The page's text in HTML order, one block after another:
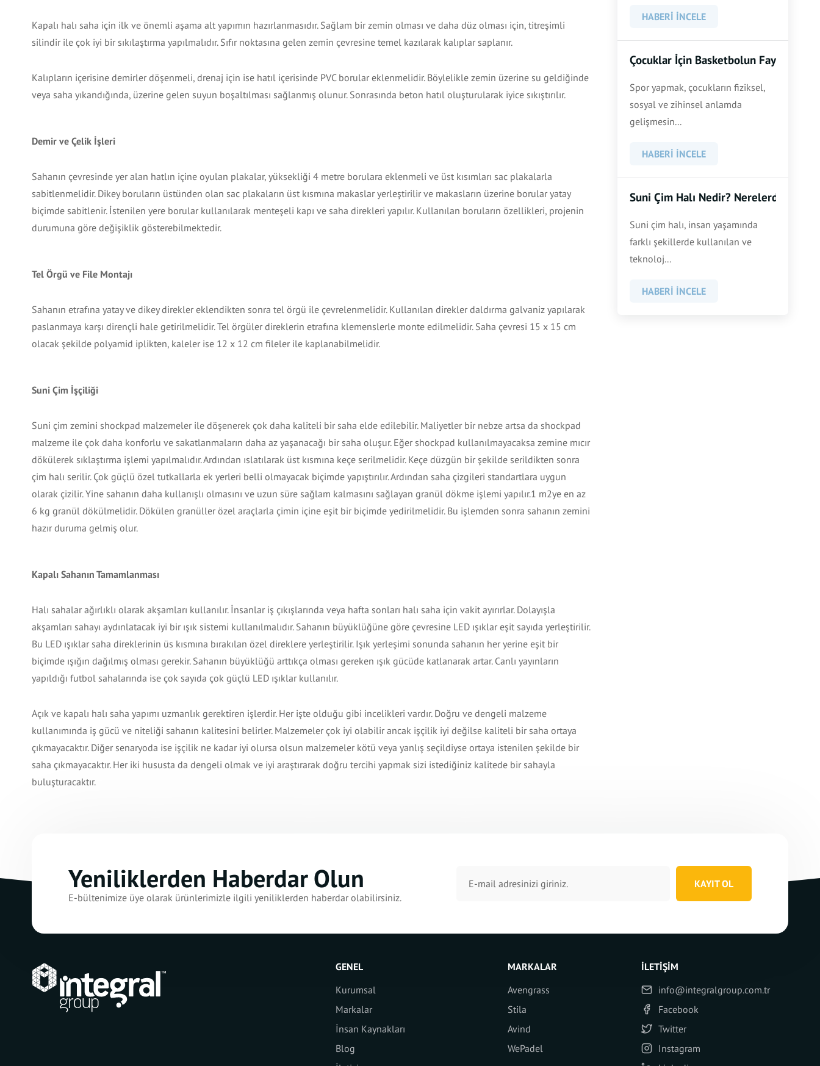
Kapalı halı saha için ilk ve önemli aşama alt yapımın hazırlanmasıdır. Sağlam bir zemin olması ve daha düz olması için, titreşimli
silindir ile çok iyi bir sıkılaştırma yapılmalıdır. Sıfır noktasına gelen zemin çevresine temel kazılarak kalıplar saplanır.
Kalıpların içerisine demirler döşenmeli, drenaj için ise hatıl içerisinde PVC borular eklenmelidir. Böylelikle zemin üzerine su geldiğinde
veya saha yıkandığında, üzerine gelen suyun boşaltılması sağlanmış olunur. Sonrasında beton hatıl oluşturularak iyice sıkıştırılır.
Demir ve Çelik İşleri
Sahanın çevresinde yer alan hatlın içine oyulan plakalar, yüksekliği 4 metre borulara eklenmeli ve üst kısımları sac plakalarla
sabitlenmelidir. Dikey boruların üstünden olan sac plakaların üst kısmına makaslar yerleştirilir ve makasların üzerine borular yatay
biçimde sabitlenir. İstenilen yere borular kullanılarak menteşeli kapı ve saha direkleri yapılır. Kullanılan boruların özellikleri, projenin
durumuna göre değişiklik gösterebilmektedir.
Tel Örgü ve File Montajı
Sahanın etrafına yatay ve dikey direkler eklendikten sonra tel örgü ile çevrelenmelidir. Kullanılan direkler daldırma galvaniz yapılarak
paslanmaya karşı dirençli hale getirilmelidir. Tel örgüler direklerin etrafına klemenslerle monte edilmelidir. Saha çevresi 15 x 15 cm
olacak şekilde polyamid iplikten, kaleler ise 12 x 12 cm fileler ile kaplanabilmelidir.
Suni Çim İşçiliği
Suni çim zemini shockpad malzemeler ile döşenerek çok daha kaliteli bir saha elde edilebilir. Maliyetler bir nebze artsa da shockpad
malzeme ile çok daha konforlu ve sakatlanmaların daha az yaşanacağı bir saha oluşur. Eğer shockpad kullanılmayacaksa zemine mıcır
dökülerek sıklaştırma işlemi yapılmalıdır. Ardından ıslatılarak üst kısmına keçe serilmelidir. Keçe düzgün bir şekilde serildikten sonra
çim halı serilir. Çok güçlü özel tutkallarla ek yerleri belli olmayacak biçimde yapıştırılır. Ardından saha çizgileri standartlara uygun
olarak çizilir. Yine sahanın daha kullanışlı olmasını ve uzun süre sağlam kalmasını sağlayan granül dökme işlemi yapılır.1 m2ye en az
6 kg granül dökülmelidir. Dökülen granüller özel araçlarla çimin içine eşit bir biçimde yedirilmelidir. Bu işlemden sonra sahanın zemini
hazır duruma gelmiş olur.
Kapalı Sahanın Tamamlanması
Halı sahalar ağırlıklı olarak akşamları kullanılır. İnsanlar iş çıkışlarında veya hafta sonları halı saha için vakit ayırırlar. Dolayışla
akşamları sahayı aydınlatacak iyi bir ışık sistemi kullanılmalıdır. Sahanın büyüklüğüne göre çevresine LED ışıklar eşit sayıda yerleştirilir.
Bu LED ışıklar saha direklerinin üs kısmına bırakılan özel direklere yerleştirilir. Işık yerleşimi sonunda sahanın her yerine eşit bir
biçimde ışığın dağılmış olması gerekir. Sahanın büyüklüğü arttıkça olması gereken ışık gücüde katlanarak artar. Canlı yayınların
yapıldığı futbol sahalarında ise çok sayıda çok güçlü LED ışıklar kullanılır.
Açık ve kapalı halı saha yapımı uzmanlık gerektiren işlerdir. Her işte olduğu gibi incelikleri vardır. Doğru ve dengeli malzeme
kullanımında iş gücü ve niteliği sahanın kalitesini belirler. Malzemeler çok iyi olabilir ancak işçilik iyi değilse kaliteli bir saha ortaya
çıkmayacaktır. Diğer senaryoda ise işçilik ne kadar iyi olursa olsun malzemeler kötü veya yanlış seçildiyse ortaya istenilen şekilde bir
saha çıkmayacaktır. Her iki hususta da dengeli olmak ve iyi araştırarak doğru tercihi yapmak sizi istediğiniz kalitede bir sahayla
buluşturacaktır.
HABERI İNCELE
Çocuklar İçin Basketbolun Faydaları
Spor yapmak, çocukların fiziksel,
sosyal ve zihinsel anlamda
gelişmesin...
HABERI İNCELE
Suni Çim Halı Nedir? Nerelerde
Suni çim halı, insan yaşamında
farklı şekillerde kullanılan ve
teknoloj...
HABERI İNCELE
Yeniliklerden Haberdar Olun
E-bültenimize üye olarak ürünlerimizle ilgili yeniliklerden haberdar olabilirsiniz.
KAYIT OL
GENEL
Kurumsal
Markalar
İnsan Kaynakları
Blog
MARKALAR
Avengrass
Stila
Avind
WePadel
İLETIŞIM
info@integralgroup.com.tr
Facebook
Twitter
Instagram